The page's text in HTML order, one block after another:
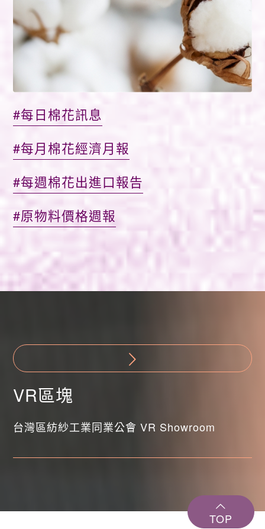
#每日棉花訊息
#每月棉花經濟月報
#每週棉花出進口報告
#原物料價格週報
VR區塊
台灣區紡紗工業同業公會 VR Showroom
TOP